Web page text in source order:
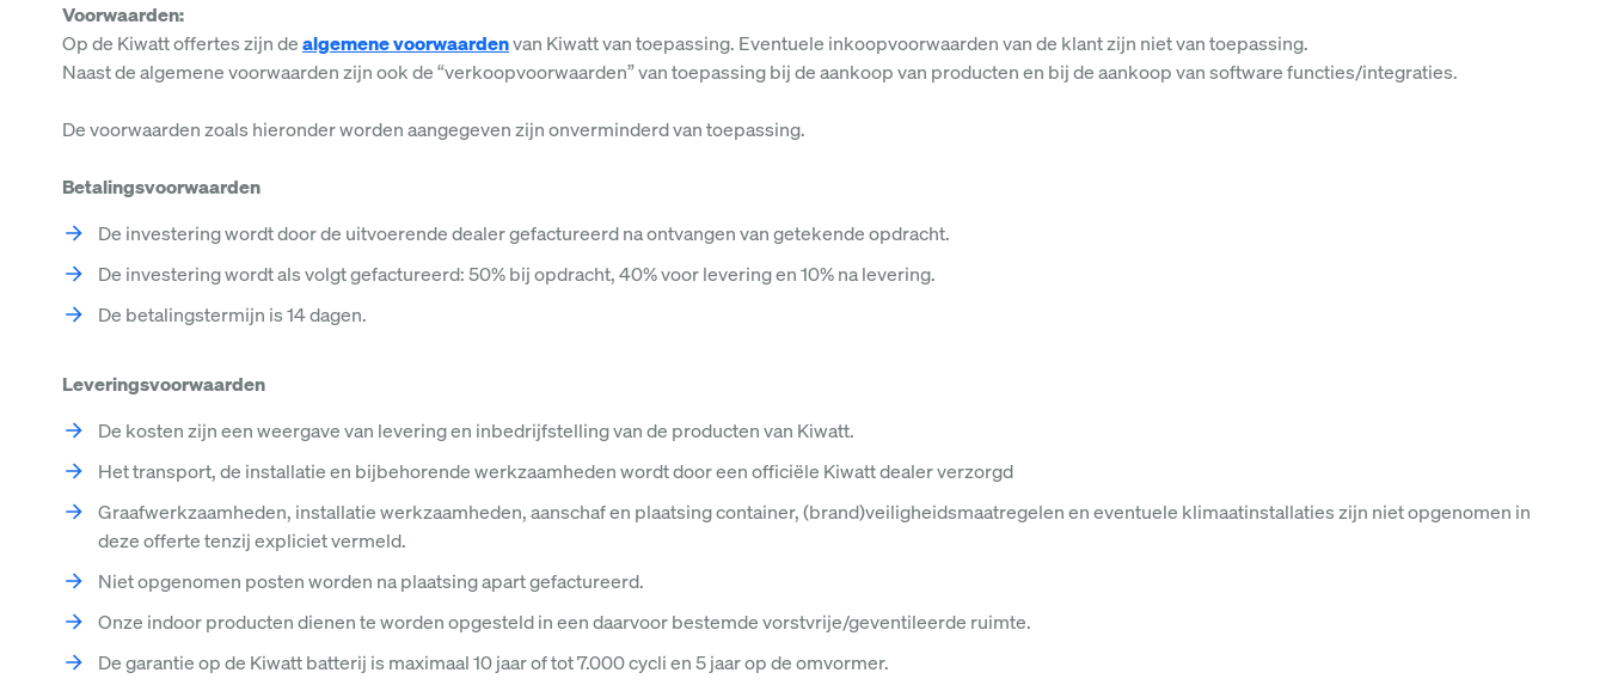
Voorwaarden:
Op de Kiwatt offertes zijn dealgemene voorwaardenvan Kiwatt van toepassing. Eventuele inkoopvoorwaarden van de klant zijn niet van toepassing.
Naast de algemene voorwaarden zijn ook de “verkoopvoorwaarden” van toepassing bij de aankoop van producten en bij de aankoop van software functies/integraties.
De voorwaarden zoals hieronder worden aangegeven zijn onverminderd van toepassing.
Betalingsvoorwaarden
De investering wordt door de uitvoerende dealer gefactureerd na ontvangen van getekende opdracht.
De investering wordt als volgt gefactureerd: 50% bij opdracht, 40% voor levering en 10% na levering.
De betalingstermijn is 14 dagen.
Leveringsvoorwaarden
De kosten zijn een weergave van levering en inbedrijfstelling van de producten van Kiwatt.
Het transport, de installatie en bijbehorende werkzaamheden wordt door een officiële Kiwatt dealer verzorgd
Graafwerkzaamheden, installatie werkzaamheden, aanschaf en plaatsing container, (brand)veiligheidsmaatregelen en eventuele klimaatinstallaties zijn niet opgenomen in
deze offerte tenzij expliciet vermeld.
Niet opgenomen posten worden na plaatsing apart gefactureerd.
Onze indoor producten dienen te worden opgesteld in een daarvoor bestemde vorstvrije/geventileerde ruimte.
De garantie op de Kiwatt batterij is maximaal 10 jaar of tot 7.000 cycli en 5 jaar op de omvormer.